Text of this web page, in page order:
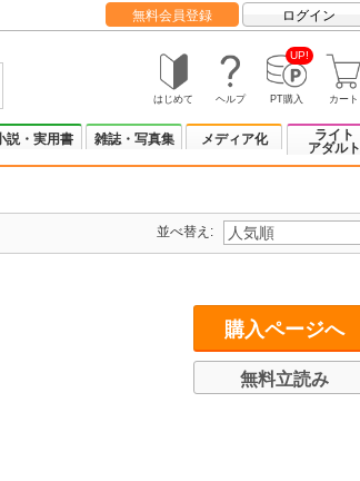
無料会員登録 ログイン
はじめて ヘルプ
UP!
PT購入 カート
説・実用書 雑誌・写真集 メディア化
ライト
アダルト
並べ替え:
購入ページへ
無料立読み